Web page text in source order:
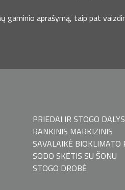
gaminio aprašymą, taip pat
PRIEDAI IR STOGO DALYS
RANKINIS MARKIZINIS
SAVALAIKĖ BIOKLIMATO
SODO SKĖTIS SU ŠONU
STOGO DROBĖ